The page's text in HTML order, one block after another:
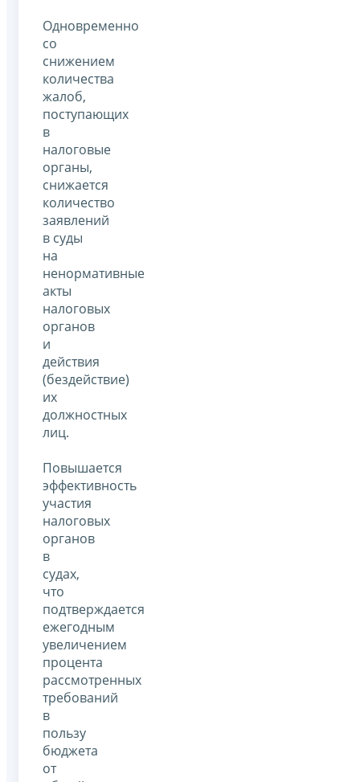
Одновременно
со
снижением
количества
жалоб,
поступающих
в
налоговые
органы,
снижается
количество
заявлений
в суды
на
ненормативные
акты
налоговых
органов
и
действия
(бездействие)
их
должностных
лиц.
Повышается
эффективность
участия
налоговых
органов
в
судах,
что
подтверждается
ежегодным
увеличением
процента
рассмотренных
требований
в
пользу
бюджета
от